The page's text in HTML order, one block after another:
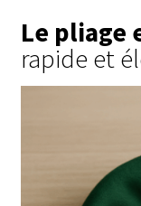
Le
rapide et